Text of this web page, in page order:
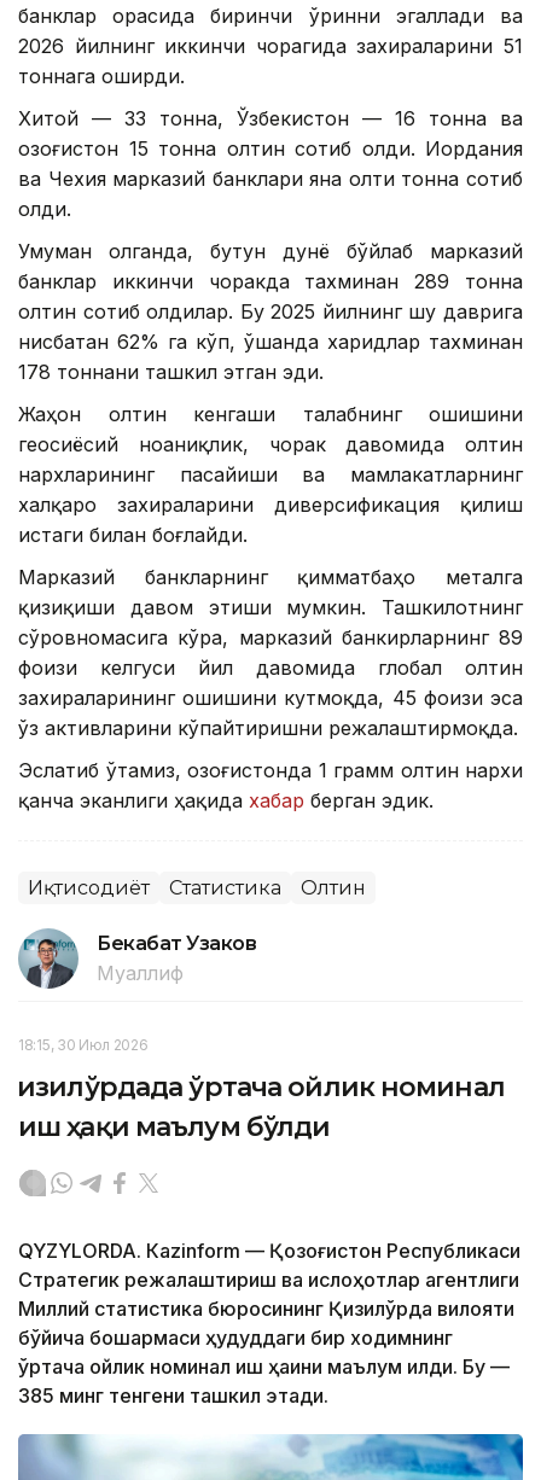
банклар орасида биринчи ўринни эгаллади ва
2026 йилнинг иккинчи чорагида захираларини 51
тоннага оширди.
Хитой — 33 тонна, Ўзбекистон — 16 тонна ва
Қозоғистон 15 тонна олтин сотиб олди. Иордания
ва Чехия марказий банклари яна олти тонна сотиб
олди.
Умуман олганда, бутун дунё бўйлаб марказий
банклар иккинчи чоракда тахминан 289 тонна
олтин сотиб олдилар. Бу 2025 йилнинг шу даврига
нисбатан 62% га кўп, ўшанда харидлар тахминан
178 тоннани ташкил этган эди.
Жаҳон олтин кенгаши талабнинг ошишини
геосиёсий ноаниқлик, чорак давомида олтин
нархларининг пасайиши ва мамлакатларнинг
халқаро захираларини диверсификация қилиш
истаги билан боғлайди.
Марказий банкларнинг қимматбаҳо металга
қизиқиши давом этиши мумкин. Ташкилотнинг
сўровномасига кўра, марказий банкирларнинг 89
фоизи келгуси йил давомида глобал олтин
захираларининг ошишини кутмоқда, 45 фоизи эса
ўз активларини кўпайтиришни режалаштирмоқда.
Эслатиб ўтамиз, Қозоғистонда 1 грамм олтин нархи
қанча эканлиги ҳақида хабар берган эдик.
Иқтисодиёт Статистика Олтин
Бекабат Узаков
Муаллиф
18:15, 30 Июл 2026
Қизилўрдада ўртача ойлик номинал
иш ҳақи маълум бўлди
QYZYLORDA. Кazinform — Қозоғистон Республикаси
Стратегик режалаштириш ва ислоҳотлар агентлиги
Миллий статистика бюросининг Қизилўрда вилояти
бўйича бошқармаси ҳудуддаги бир ходимнинг
ўртача ойлик номинал иш ҳақини маълум қилди. Бу —
385 минг тенгени ташкил этади.